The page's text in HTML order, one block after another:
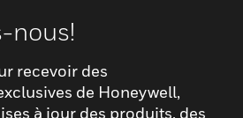
nous!
recevoir des
de Honeywell,
à jour des produits, des